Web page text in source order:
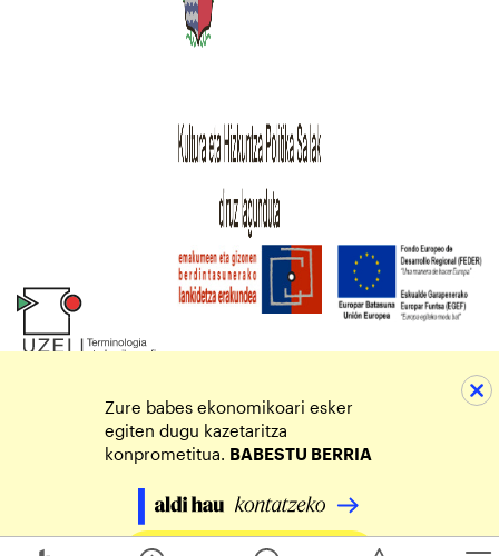
Zure babes ekonomikoari esker
egiten dugu kazetaritza
konprometitua. BABESTU BERRIA